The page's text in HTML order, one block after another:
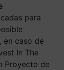
para
en caso de
In The
Proyecto de